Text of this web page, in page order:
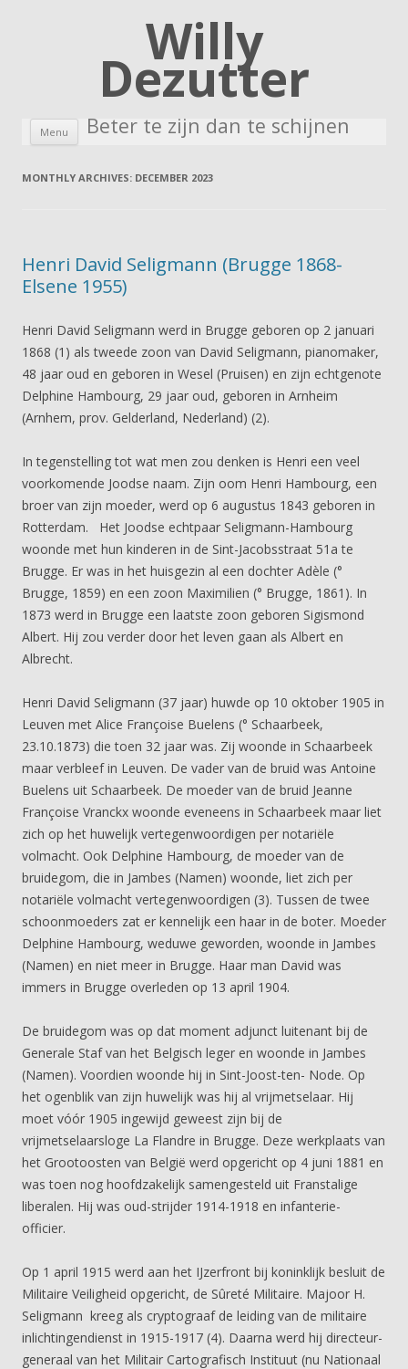
Willy
Dezutter
Beter te zijn dan te schijnen
Menu Skip to content
MONTHLY ARCHIVES: DECEMBER 2023
Henri David Seligmann (Brugge 1868-
Elsene 1955)
Henri David Seligmann werd in Brugge geboren op 2 januari
1868 (1) als tweede zoon van David Seligmann, pianomaker,
48 jaar oud en geboren in Wesel (Pruisen) en zijn echtgenote
Delphine Hambourg, 29 jaar oud, geboren in Arnheim
(Arnhem, prov. Gelderland, Nederland) (2).
In tegenstelling tot wat men zou denken is Henri een veel
voorkomende Joodse naam. Zijn oom Henri Hambourg, een
broer van zijn moeder, werd op 6 augustus 1843 geboren in
Rotterdam. Het Joodse echtpaar Seligmann-Hambourg
woonde met hun kinderen in de Sint-Jacobsstraat 51a te
Brugge. Er was in het huisgezin al een dochter Adèle (°
Brugge, 1859) en een zoon Maximilien (° Brugge, 1861). In
1873 werd in Brugge een laatste zoon geboren Sigismond
Albert. Hij zou verder door het leven gaan als Albert en
Albrecht.
Henri David Seligmann (37 jaar) huwde op 10 oktober 1905 in
Leuven met Alice Françoise Buelens (° Schaarbeek,
23.10.1873) die toen 32 jaar was. Zij woonde in Schaarbeek
maar verbleef in Leuven. De vader van de bruid was Antoine
Buelens uit Schaarbeek. De moeder van de bruid Jeanne
Françoise Vranckx woonde eveneens in Schaarbeek maar liet
zich op het huwelijk vertegenwoordigen per notariële
volmacht. Ook Delphine Hambourg, de moeder van de
bruidegom, die in Jambes (Namen) woonde, liet zich per
notariële volmacht vertegenwoordigen (3). Tussen de twee
schoonmoeders zat er kennelijk een haar in de boter. Moeder
Delphine Hambourg, weduwe geworden, woonde in Jambes
(Namen) en niet meer in Brugge. Haar man David was
immers in Brugge overleden op 13 april 1904.
De bruidegom was op dat moment adjunct luitenant bij de
Generale Staf van het Belgisch leger en woonde in Jambes
(Namen). Voordien woonde hij in Sint-Joost-ten- Node. Op
het ogenblik van zijn huwelijk was hij al vrijmetselaar. Hij
moet vóór 1905 ingewijd geweest zijn bij de
vrijmetselaarsloge La Flandre in Brugge. Deze werkplaats van
het Grootoosten van België werd opgericht op 4 juni 1881 en
was toen nog hoofdzakelijk samengesteld uit Franstalige
liberalen. Hij was oud-strijder 1914-1918 en infanterie-
officier.
Op 1 april 1915 werd aan het IJzerfront bij koninklijk besluit de
Militaire Veiligheid opgericht, de Sûreté Militaire. Majoor H.
Seligmann kreeg als cryptograaf de leiding van de militaire
inlichtingendienst in 1915-1917 (4). Daarna werd hij directeur-
generaal van het Militair Cartografisch Instituut (nu Nationaal